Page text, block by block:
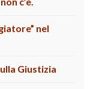
nel
Giustizia